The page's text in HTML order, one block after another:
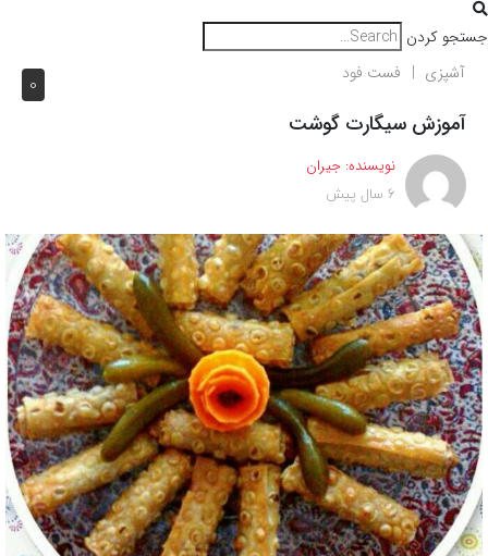
جستجو کردن
0 آشپزی فست فود
آموزش سیگارت گوشت
نویسنده: جیران
6 سال پیش